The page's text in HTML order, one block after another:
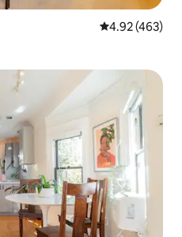
5 पैकी 4.92
4.92 (463)